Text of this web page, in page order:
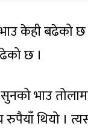
केही बढेको
छ ।
भाउ
थियो ।